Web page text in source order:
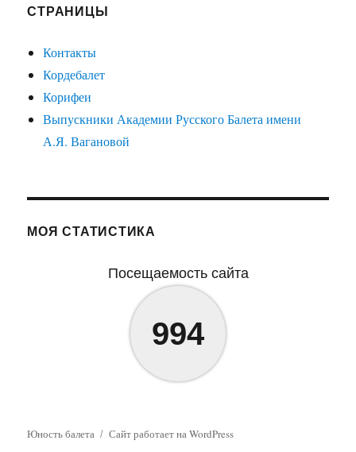
СТРАНИЦЫ
Контакты
Кордебалет
Корифеи
Выпускники Академии Русского Балета имени
А.Я. Вагановой
МОЯ СТАТИСТИКА
Посещаемость сайта
994
Юность балета Сайт работает на WordPress